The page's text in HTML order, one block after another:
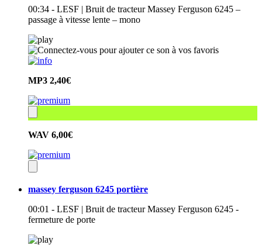
00:34 - LESF | Bruit de tracteur Massey Ferguson 6245 –
passage à vitesse lente – mono
MP3 2,40€
WAV 6,00€
massey ferguson 6245 portière
00:01 - LESF | Bruit de tracteur Massey Ferguson 6245 -
fermeture de porte